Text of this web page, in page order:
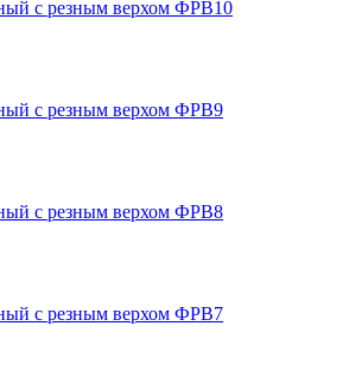
с резным верхом ФРВ10
с резным верхом ФРВ9
с резным верхом ФРВ8
с резным верхом ФРВ7